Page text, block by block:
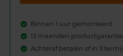
Binnen 1 uur gemonteerd
12 maanden productgarantie
Achteraf betalen of in 3